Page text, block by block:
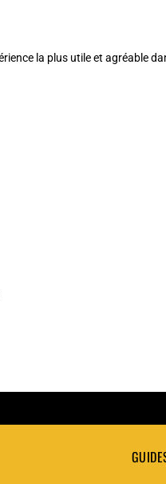
la plus utile et agréable